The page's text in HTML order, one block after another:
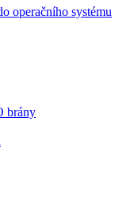
operačního systému
brány